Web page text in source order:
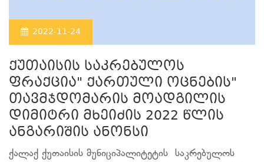
2022-11-24
ქუთაისის საკრებულოს
ფრაქცია" ქართული ოცნების"
თავმჯდომარის მოადგილის
დიმიტრი მხეიძის 2022 წლის
ანგარიშის ანონსი
ქალაქ ქუთაისის მუნიციპალიტეტის საკრებულოს